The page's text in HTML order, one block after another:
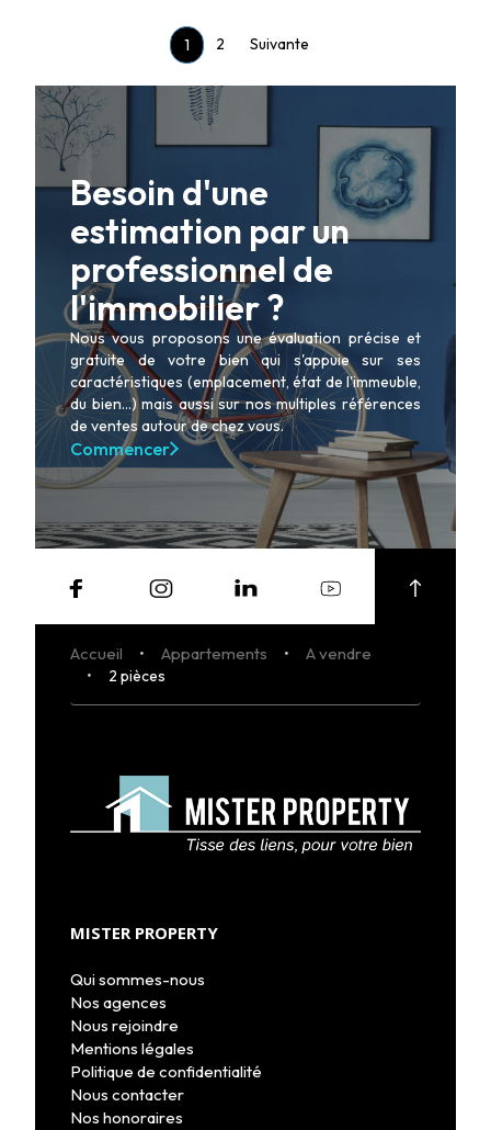
1 2 Suivante
Besoin d'une
estimation par un
professionnel de
l'immobilier ?
Nous vous proposons une évaluation précise et
gratuite de votre bien qui s'appuie sur ses
caractéristiques (emplacement, état de l'immeuble,
du bien...) mais aussi sur nos multiples références
de ventes autour de chez vous.
Commencer
Accueil Appartements A vendre
2 pièces
MISTER PROPERTY
Qui sommes-nous
Nos agences
Nous rejoindre
Mentions légales
Politique de confidentialité
Nous contacter
Nos honoraires